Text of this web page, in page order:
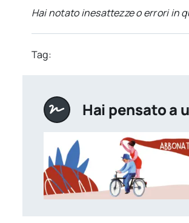
Hai notato inesattezze o errori in
Tag:
Hai pensato a